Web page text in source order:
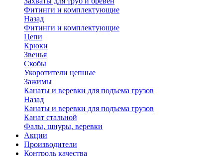
Фитинги и комплектующие
Назад
Фитинги и комплектующие
Цепи
Крюки
Звенья
Скобы
Укоротители цепные
Зажимы
Канаты и веревки для подъема грузов
Назад
Канаты и веревки для подъема грузов
Канат стальной
Фалы, шнуры, веревки
Акции
Производители
Контроль качества